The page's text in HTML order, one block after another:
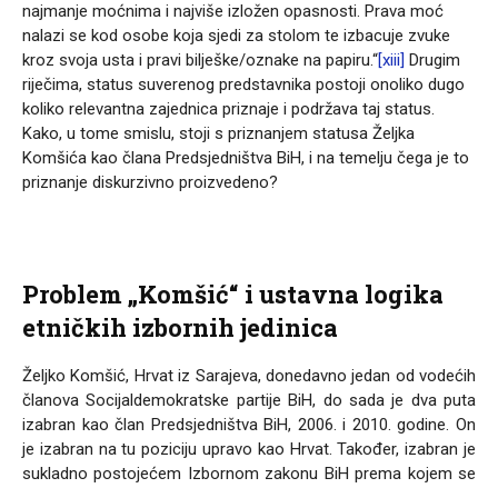
najmanje moćnima i najviše izložen opasnosti. Prava moć
nalazi se kod osobe koja sjedi za stolom te izbacuje zvuke
kroz svoja usta i pravi bilješke/oznake na papiru.“[xiii] Drugim
riječima, status suverenog predstavnika postoji onoliko dugo
koliko relevantna zajednica priznaje i podržava taj status.
Kako, u tome smislu, stoji s priznanjem statusa Željka
Komšića kao člana Predsjedništva BiH, i na temelju čega je to
priznanje diskurzivno proizvedeno?
Problem „Komšić“ i ustavna logika
etničkih izbornih jedinica
Željko Komšić, Hrvat iz Sarajeva, donedavno jedan od vodećih
članova Socijaldemokratske partije BiH, do sada je dva puta
izabran kao član Predsjedništva BiH, 2006. i 2010. godine. On
je izabran na tu poziciju upravo kao Hrvat. Također, izabran je
sukladno postojećem Izbornom zakonu BiH prema kojem se